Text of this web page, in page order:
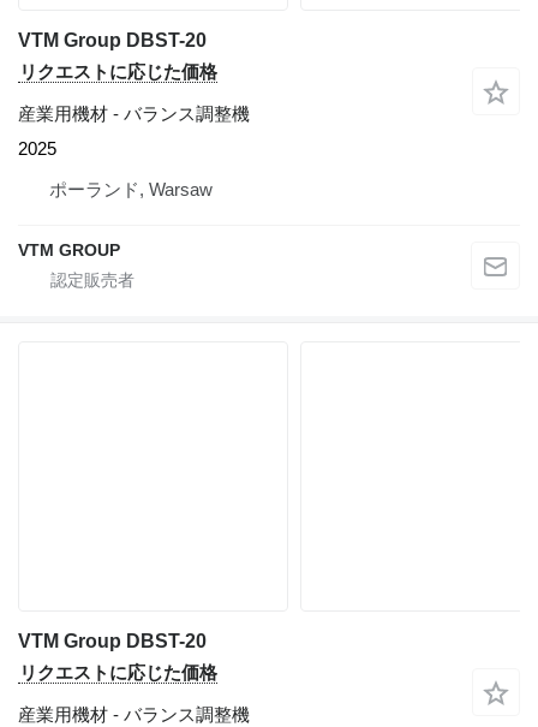
VTM Group DBST-20
リクエストに応じた価格
産業用機材 - バランス調整機
2025
ポーランド, Warsaw
VTM GROUP
VTM Group DBST-20
リクエストに応じた価格
産業用機材 - バランス調整機